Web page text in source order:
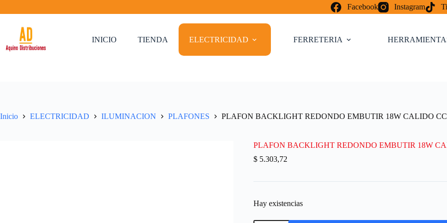
al
Facebook Instagram
INICIO TIENDA ELECTRICIDAD FERRETERIA
Inicio ELECTRICIDAD ILUMINACION PLAFONES PLAFON BACKLIGHT REDONDO EMBUTIR 18W CALIDO
PLAFON BACKLIGHT REDONDO EMBUTIR 18W
$5.303,72
Hay existencias